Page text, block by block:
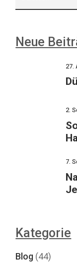
Neue
27.
2.
7.
Kategorie
Blog (44)